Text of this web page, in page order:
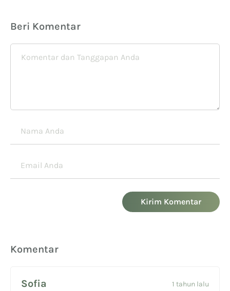
Beri Komentar
Kirim Komentar
Komentar
Sofia 1 tahun lalu